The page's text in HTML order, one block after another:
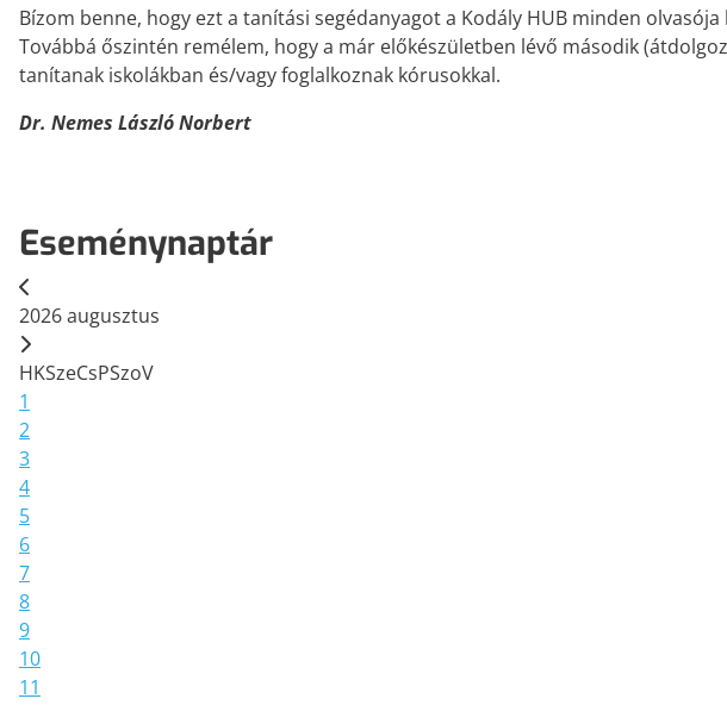
Bízom benne, hogy ezt a tanítási segédanyagot a Kodály HUB minden
Továbbá őszintén remélem, hogy a már előkészületben lévő második
tanítanak iskolákban és/vagy foglalkoznak kórusokkal.
Dr. Nemes László Norbert
Eseménynaptár
2026augusztus
HKSzeCsPSzoV
1
2
3
4
5
6
7
8
9
10
11